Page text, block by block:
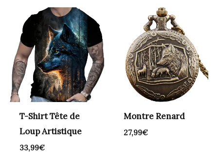
T-Shirt Tête de
Loup Artistique
33,99€
Montre Renard
27,99€